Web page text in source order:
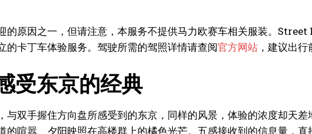
的原因之一，但请注意，本服务不提供马力欧赛车相关服装。
的卡丁车体验服务。驾驶所需的驾照详情请查阅官方网站 ，建议出行
受东京的经典
与双手握住方向盘所感受到的东京，同样的风景，体验的浓度却天
喧嚣、夕阳映照在高楼群上的橘色光芒。五感接收到的信息量，直